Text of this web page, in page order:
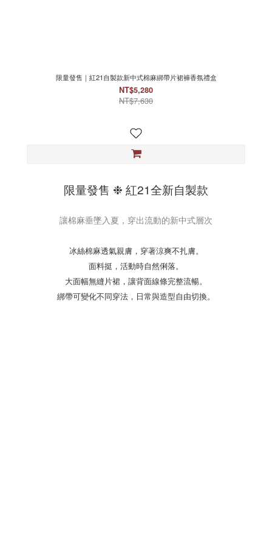
限量發售｜紅21自製款新中式棉麻綁帶片裙褲香氛禮盒
NT$5,280
NT$7,630
限量發售 ❉ 紅21全新自製款
讓棉麻垂墜入夏，穿出流動的新中式層次
冰絲棉麻透氣親膚，穿著涼爽不扎膚。
面料挺，活動時自然俐落。
大面幅無縫片裙，讓背面線條完整流暢。
綁帶可變化不同穿法，日常與造型自由切換。